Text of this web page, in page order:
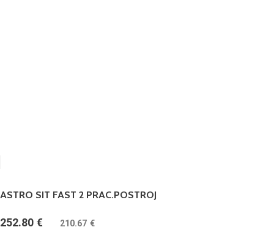
ASTRO SIT FAST 2 PRAC.POSTROJ
252.80 € 210.67 €